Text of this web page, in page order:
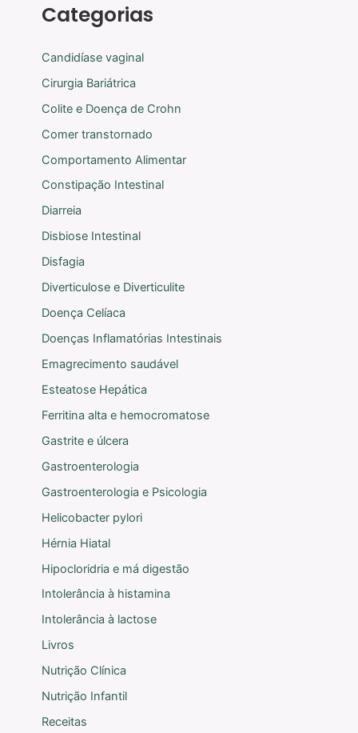
Categorias
Candidíase vaginal
Cirurgia Bariátrica
Colite e Doença de Crohn
Comer transtornado
Comportamento Alimentar
Constipação Intestinal
Diarreia
Disbiose Intestinal
Disfagia
Diverticulose e Diverticulite
Doença Celíaca
Doenças Inflamatórias Intestinais
Emagrecimento saudável
Esteatose Hepática
Ferritina alta e hemocromatose
Gastrite e úlcera
Gastroenterologia
Gastroenterologia e Psicologia
Helicobacter pylori
Hérnia Hiatal
Hipocloridria e má digestão
Intolerância à histamina
Intolerância à lactose
Livros
Nutrição Clínica
Nutrição Infantil
Receitas